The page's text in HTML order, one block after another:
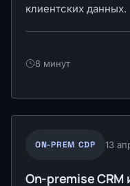
клиентских данных.
8 минут
ON-PREM CDP 13
On-premise CRM